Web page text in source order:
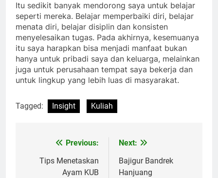
Itu sedikit banyak mendorong saya untuk belajar
seperti mereka. Belajar memperbaiki diri, belajar
menata diri, belajar disiplin dan konsisten
menyelesaikan tugas. Pada akhirnya, kesemuanya
itu saya harapkan bisa menjadi manfaat bukan
hanya untuk pribadi saya dan keluarga, melainkan
juga untuk perusahaan tempat saya bekerja dan
untuk lingkup yang lebih luas di masyarakat.
Tagged: Insight Kuliah
navigation
Previous:
Tips Menetaskan
Ayam KUB
Next:
Bajigur Bandrek
Hanjuang